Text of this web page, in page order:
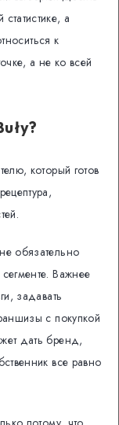
а
к
а не ко всей
который готов
обязательно
Важнее
задавать
с покупкой
дать бренд,
все равно